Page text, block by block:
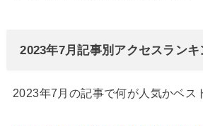
2023年7月記事別アクセスランキ
2023年7月の記事で何が人気かベス